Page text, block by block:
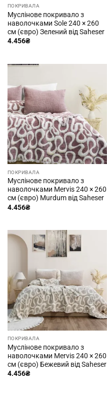
ПОКРИВАЛА
Муслінове покривало з
наволочками Sole 240 × 260
см (євро) Зелений від Saheser
4.456₴
ПОКРИВАЛА
Муслінове покривало з
наволочками Mervis 240 × 260
см (євро) Murdum від Saheser
4.456₴
ПОКРИВАЛА
Муслінове покривало з
наволочками Mervis 240 × 260
см (євро) Бежевий від Saheser
4.456₴